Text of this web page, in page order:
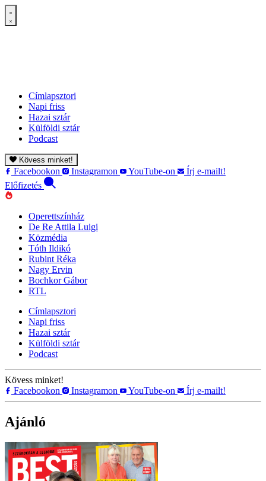
Címlapsztori
Napi friss
Hazai sztár
Külföldi sztár
Podcast
Kövess minket!
Facebookon Instagramon YouTube-on
Írj e-mailt!
Előfizetés
Operettszínház
De Re Attila Luigi
Közmédia
Tóth Ildikó
Rubint Réka
Nagy Ervin
Bochkor Gábor
RTL
Címlapsztori
Napi friss
Hazai sztár
Külföldi sztár
Podcast
Kövess minket!
Facebookon
Instagramon YouTube-on Írj e-mailt!
Ajánló